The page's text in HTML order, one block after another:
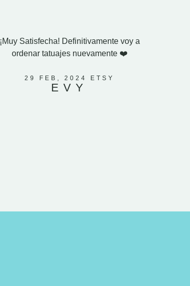
¡Muy Satisfecha! Definitivamente voy a
ordenar tatuajes nuevamente ❤️
29 FEB, 2024 ETSY
EVY